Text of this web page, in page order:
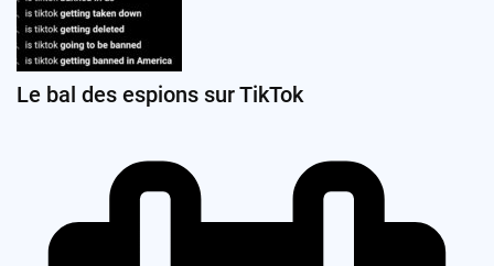
Le bal des espions sur TikTok